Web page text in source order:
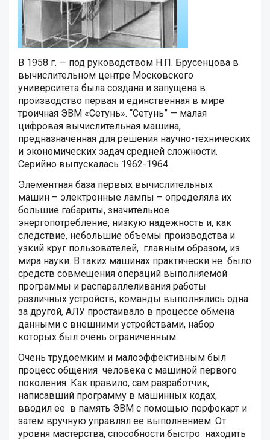
В 1958 г. — под руководством Н.П. Брусенцова в
вычислительном центре Московского
университета была создана и запущена в
производство первая и единственная в мире
троичная ЭВМ «Сетунь». “Сетунь” — малая
цифровая вычислительная машина,
предназначенная для решения научно-технических
и экономических задач средней сложности.
Серийно выпускалась 1962-1964.
Элементная база первых вычислительных
машин – электронные лампы – определяла их
большие габариты, значительное
энергопотребление, низкую надежность и, как
следствие, небольшие объемы производства и
узкий круг пользователей, главным образом, из
мира науки. В таких машинах практически не было
средств совмещения операций выполняемой
программы и распараллеливания работы
различных устройств; команды выполнялись одна
за другой, АЛУ простаивало в процессе обмена
данными с внешними устройствами, набор
которых был очень ограниченным.
Очень трудоемким и малоэффективным был
процесс общения человека с машиной первого
поколения. Как правило, сам разработчик,
написавший программу в машинных кодах,
вводил ее в память ЭВМ с помощью перфокарт и
затем вручную управлял ее выполнением. От
уровня мастерства, способности быстро находить